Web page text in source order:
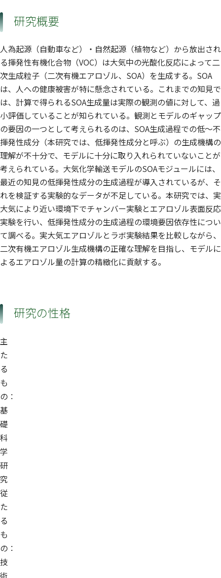
研究概要
人為起源（自動車など）・自然起源（植物など）から放出され
る揮発性有機化合物（VOC）は大気中の光酸化反応によって二
次生成粒子（二次有機エアロゾル、SOA）を生成する。SOA
は、人への健康被害が特に懸念されている。これまでの知見で
は、計算で得られるSOA生成量は実際の観測の値に対して、過
小評価していることが知られている。観測とモデルのギャップ
の要因の一つとして考えられるのは、SOA生成過程での低〜不
揮発性成分（本研究では、低揮発性成分と呼ぶ）の生成機構の
理解が不十分で、モデルに十分に取り入れられていないことが
考えられている。大気化学輸送モデルのSOAモジュールには、
最近の知見の低揮発性成分の生成過程が導入されているが、そ
れを検証する実験的なデータが不足している。本研究では、実
大気により近い環境下でチャンバー実験とエアロゾル表面反応
実験を行い、低揮発性成分の生成過程の環境要因依存性につい
て調べる。実大気エアロゾルとラボ実験結果を比較しながら、
二次有機エアロゾル生成機構の正確な理解を目指し、モデルに
よるエアロゾル量の計算の精緻化に貢献する。
研究の性格
主
た
る
も
の：
基
礎
科
学
研
究
従
た
る
も
の：
技
術